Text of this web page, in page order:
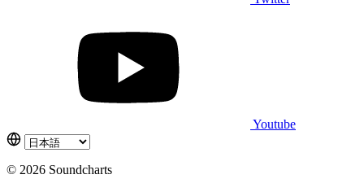
Youtube
© 2026 Soundcharts